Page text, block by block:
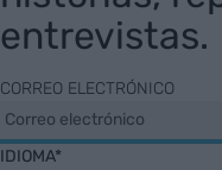
entrevistas.
CORREO ELECTRÓNICO
IDIOMA*